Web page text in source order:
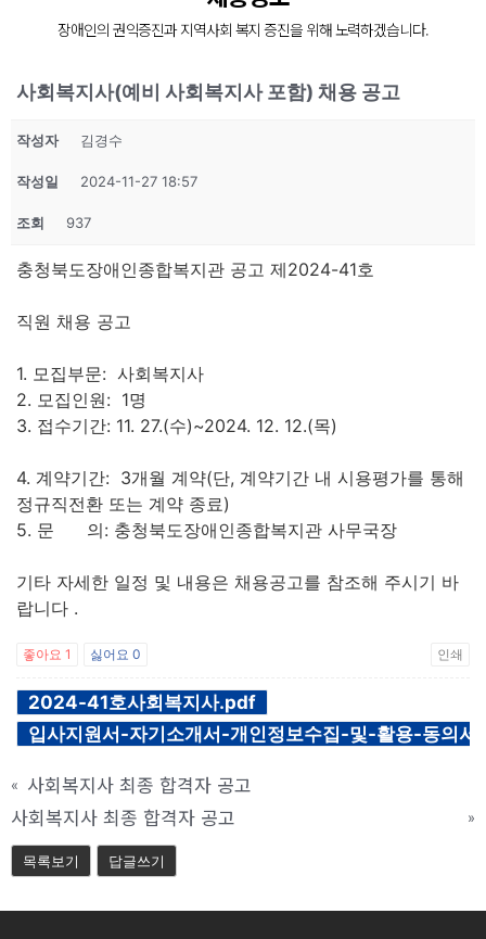
늘 처음의 마음으로 함께 하겠습니다.
장애인의 권익증진과 지역사회 복지 증진을 위해 노력하겠습니다.
사회복지사(예비 사회복지사 포함) 채용 공고
작성자 김경수
작성일 2024-11-27 18:57
조회 937
충청북도장애인종합복지관 공고 제2024-41호
직원 채용 공고
1. 모집부문: 사회복지사
2. 모집인원: 1명
3. 접수기간: 11. 27.(수)~2024. 12. 12.(목)
4. 계약기간: 3개월 계약(단, 계약기간 내 시용평가를 통해
정규직전환 또는 계약 종료)
5. 문 의: 충청북도장애인종합복지관 사무국장
기타 자세한 일정 및 내용은 채용공고를 참조해 주시기 바
랍니다 .
좋아요 1 싫어요 0 인쇄
2024-41호사회복지사.pdf
입사지원서-자기소개서-개인정보수집-및-활용-동의서
«
사회복지사 최종 합격자 공고
사회복지사 최종 합격자 공고
»
목록보기 답글쓰기